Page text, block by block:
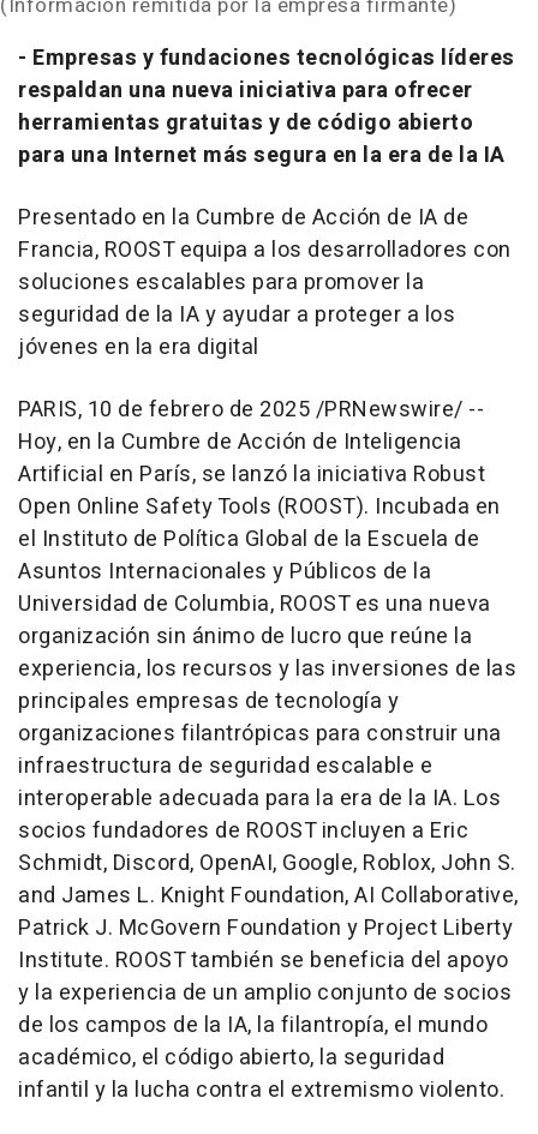
- Empresas y fundaciones tecnológicas líderes
respaldan una nueva iniciativa para ofrecer
herramientas gratuitas y de código abierto
para una Internet más segura en la era de la IA
Presentado en la Cumbre de Acción de IA de
Francia, ROOST equipa a los desarrolladores con
soluciones escalables para promover la
seguridad de la IA y ayudar a proteger a los
jóvenes en la era digital
PARIS, 10 de febrero de 2025/PRNewswire/ --
Hoy, en la Cumbre de Acción de Inteligencia
Artificial en París, se lanzó la iniciativa Robust
Open Online Safety Tools (ROOST). Incubada en
el Instituto de Política Global de la Escuela de
Asuntos Internacionales y Públicos de la
Universidad de Columbia, ROOST es una nueva
organización sin ánimo de lucro que reúne la
experiencia, los recursos y las inversiones de las
principales empresas de tecnología y
organizaciones filantrópicas para construir una
infraestructura de seguridad escalable e
interoperable adecuada para la era de la IA. Los
socios fundadores de ROOST incluyen a Eric
Schmidt, Discord, OpenAI, Google, Roblox, John S.
and James L. Knight Foundation, AI Collaborative,
Patrick J. McGovern Foundation y Project Liberty
Institute. ROOST también se beneficia del apoyo
y la experiencia de un amplio conjunto de socios
de los campos de la IA, la filantropía, el mundo
académico, el código abierto, la seguridad
infantil y la lucha contra el extremismo violento.